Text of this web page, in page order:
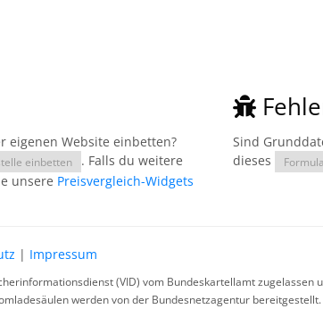
eigenen Website einbetten?
einbetten
. Falls du weitere
unsere Preisvergleich-Widgets
Sind
dieses
| Impressum
(VID) vom Bundeskartellamt
werden von der Bundesnetzagentur